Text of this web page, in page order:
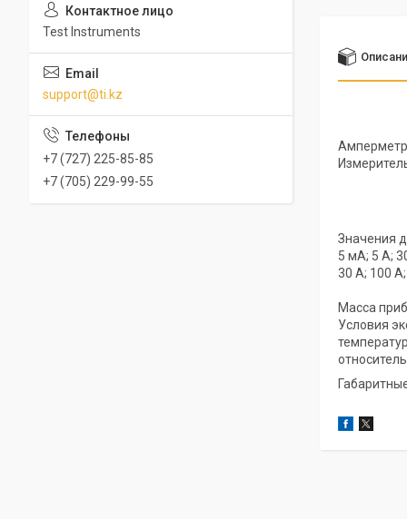
Амперметр
Значения
5 мА; 5 А;
30 А; 100
Масса
Условия
Test Instruments
support@ti.kz
+7 (727) 225-85-85
+7 (705) 229-99-55